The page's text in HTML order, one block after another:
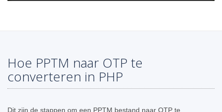
Hoe PPTM naar OTP te
converteren in PHP
Dit zijn de stappen om een ​​PPTM bestand naar OTP te